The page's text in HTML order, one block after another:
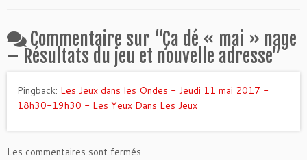
o
k
r
Commentaire sur “Ça dé « mai » nage
– Résultats du jeu et nouvelle adresse”
Pingback: Les Jeux dans les Ondes - Jeudi 11 mai 2017 -
18h30-19h30 - Les Yeux Dans Les Jeux
Les commentaires sont fermés.